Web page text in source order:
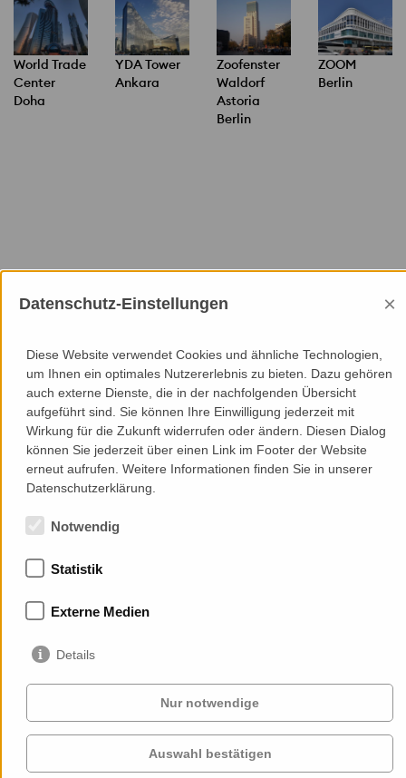
World Trade
Center
Doha
YDA Tower
Ankara
Zoofenster
Waldorf
Astoria
Berlin
ZOOM
Berlin
Services
Profil
Einstellungen
Impressum&Datenschutzerklärung|Sitemap
Datenschutz-Einstellungen ×
Diese Website verwendet Cookies und ähnliche Technologien,
um Ihnen ein optimales Nutzererlebnis zu bieten. Dazu gehören
auch externe Dienste, die in der nachfolgenden Übersicht
aufgeführt sind. Sie können Ihre Einwilligung jederzeit mit
Wirkung für die Zukunft widerrufen oder ändern. Diesen Dialog
können Sie jederzeit über einen Link im Footer der Website
erneut aufrufen. Weitere Informationen finden Sie in unserer
Datenschutzerklärung.
Notwendig
Statistik
Externe Medien
Details
Nur notwendige
Auswahl bestätigen